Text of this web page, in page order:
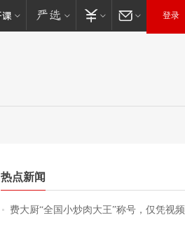
登录
热点新闻
费大厨“全国小炒肉大王”称号，仅凭视频评出？中国烹饪协会回应